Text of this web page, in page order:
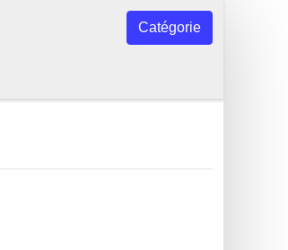
Catégorie